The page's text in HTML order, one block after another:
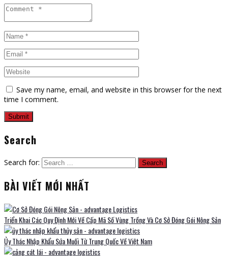
Save my name, email, and website in this browser for the next
time I comment.
Search
Search for:
BÀI VIẾT MỚI NHẤT
Triển Khai Các Quy Định Mới Về Cấp Mã Số Vùng Trồng Và Cơ Sở Đóng Gói Nông Sản
Ủy Thác Nhập Khẩu Sứa Muối Từ Trung Quốc Về Việt Nam